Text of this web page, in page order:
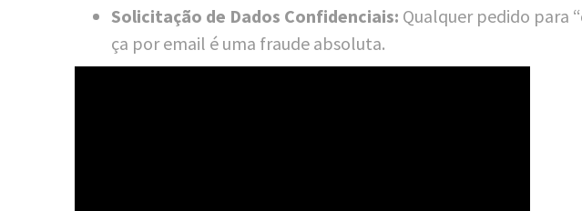
Soli­ci­ta­ção de Dados Con­fi­den­ci­ais: Qual­quer pedi­do para
ça por email é uma frau­de absoluta.